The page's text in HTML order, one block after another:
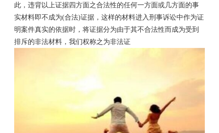
此，违背以上证据四方面之合法性的任何一方面或几方面的事
实材料即不成为(合法)证据，这样的材料进入刑事诉讼中作为证
明案件真实的依据时，将证据分为由于其不合法性而成为受到
排斥的非法材料，我们权称之为非法证